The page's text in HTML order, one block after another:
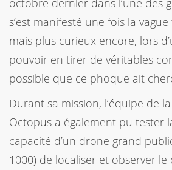
octobre dernier dans l’une des
s’est manifesté une fois la
mais plus curieux encore, lors
pouvoir en tirer de véritables
possible que ce phoque ait
Durant sa mission, l’équipe de
Octopus a également pu tester
capacité d’un drone grand
1000) de localiser et observer